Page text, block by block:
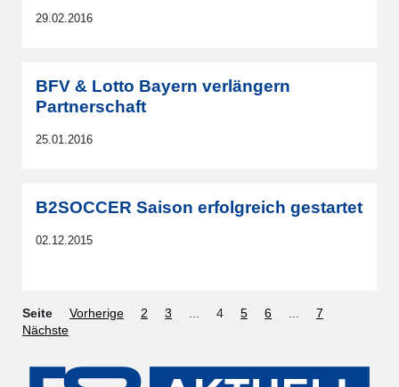
29.02.2016
BFV & Lotto Bayern verlängern
Partnerschaft
25.01.2016
B2SOCCER Saison erfolgreich gestartet
02.12.2015
Seite Vorherige 2 3 4 5 6
7
Nächste